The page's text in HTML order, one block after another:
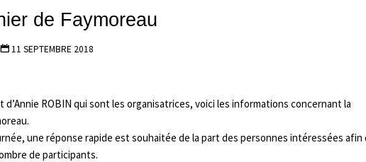
de Faymoreau
11 SEPTEMBRE 2018
d’Annie ROBIN qui sont les organisatrices, voici les informations concernant la
une réponse rapide est souhaitée de la part des personnes intéressées afin
de participants.